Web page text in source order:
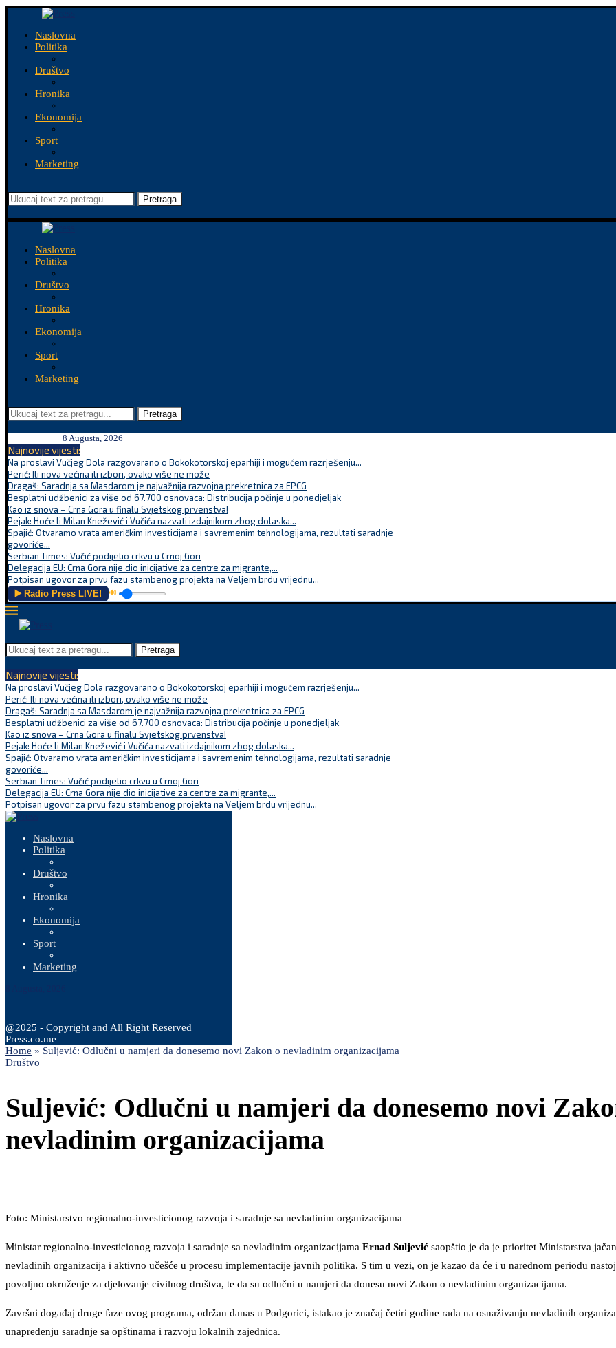
Naslovna
Politika
Društvo
Hronika
Ekonomija
Sport
Marketing
Pretraga
Naslovna
Politika
Društvo
Hronika
Ekonomija
Sport
Marketing
Pretraga
8 Augusta, 2026
Najnovije vijesti:
Na proslavi Vučjeg Dola razgovarano o Bokokotorskoj eparhiji i mogućem razrješenju...
Perić: Ili nova većina ili izbori, ovako više ne može
Dragaš: Saradnja sa Masdarom je najvažnija razvojna prekretnica za EPCG
Besplatni udžbenici za više od 67.700 osnovaca: Distribucija počinje u ponedjeljak
Kao iz snova – Crna Gora u finalu Svjetskog prvenstva!
Pejak: Hoće li Milan Knežević i Vučića nazvati izdajnikom zbog dolaska...
Spajić: Otvaramo vrata američkim investicijama i savremenim tehnologijama, rezultati saradnje
govoriće...
Serbian Times: Vučić podijelio crkvu u Crnoj Gori
Delegacija EU: Crna Gora nije dio inicijative za centre za migrante,...
Potpisan ugovor za prvu fazu stambenog projekta na Veljem brdu vrijednu...
▶️ Radio Press LIVE! 🔊
Pretraga
Najnovije vijesti:
Na proslavi Vučjeg Dola razgovarano o Bokokotorskoj eparhiji i mogućem razrješenju...
Perić: Ili nova većina ili izbori, ovako više ne može
Dragaš: Saradnja sa Masdarom je najvažnija razvojna prekretnica za EPCG
Besplatni udžbenici za više od 67.700 osnovaca: Distribucija počinje u ponedjeljak
Kao iz snova – Crna Gora u finalu Svjetskog prvenstva!
Pejak: Hoće li Milan Knežević i Vučića nazvati izdajnikom zbog dolaska...
Spajić: Otvaramo vrata američkim investicijama i savremenim tehnologijama, rezultati saradnje
govoriće...
Serbian Times: Vučić podijelio crkvu u Crnoj Gori
Delegacija EU: Crna Gora nije dio inicijative za centre za migrante,...
Potpisan ugovor za prvu fazu stambenog projekta na Veljem brdu vrijednu...
Naslovna
Politika
Društvo
Hronika
Ekonomija
Sport
Marketing
@2025 - Copyright and All Right Reserved
Press.co.me
Home » Suljević: Odlučni u namjeri da donesemo novi Zakon o nevladinim organizacijama
Društvo
Suljević: Odlučni u namjeri da donesemo novi
nevladinim organizacijama
Foto: Ministarstvo regionalno-investicionog razvoja i saradnje sa nevladinim organizacijama
Ministar regionalno-investicionog razvoja i saradnje sa nevladinim organizacijama Ernad Suljević saopštio je da je prioritet Ministarstva
nevladinih organizacija i aktivno učešće u procesu implementacije javnih politika. S tim u vezi, on je kazao da će i u narednom periodu
povoljno okruženje za djelovanje civilnog društva, te da su odlučni u namjeri da donesu novi Zakon o nevladinim organizacijama.
Završni događaj druge faze ovog programa, održan danas u Podgorici, istakao je značaj četiri godine rada na osnaživanju nevladinih
unapređenju saradnje sa opštinama i razvoju lokalnih zajednica.